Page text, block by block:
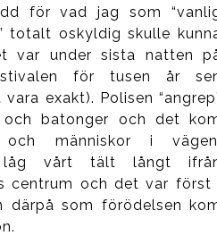
för vad jag som
totalt oskyldig skulle
var under sista natten
för tusen år
exakt). Polisen
och batonger och det
människor i
låg vårt tält långt
centrum och det var först
därpå som förödelsen